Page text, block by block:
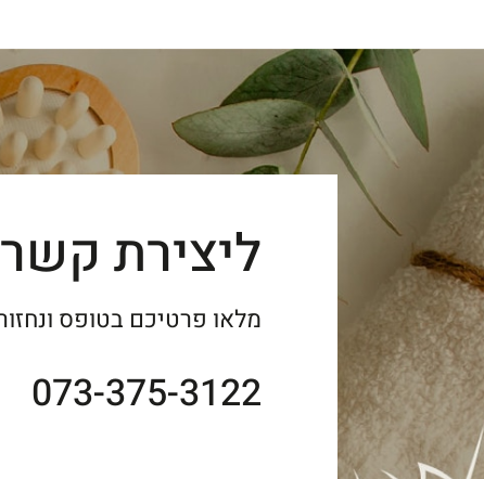
ליצירת
מלאו פרטיכם בטופס
073-375-3122